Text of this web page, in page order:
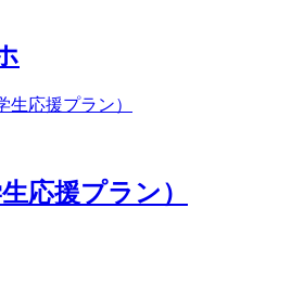
応援プラン）